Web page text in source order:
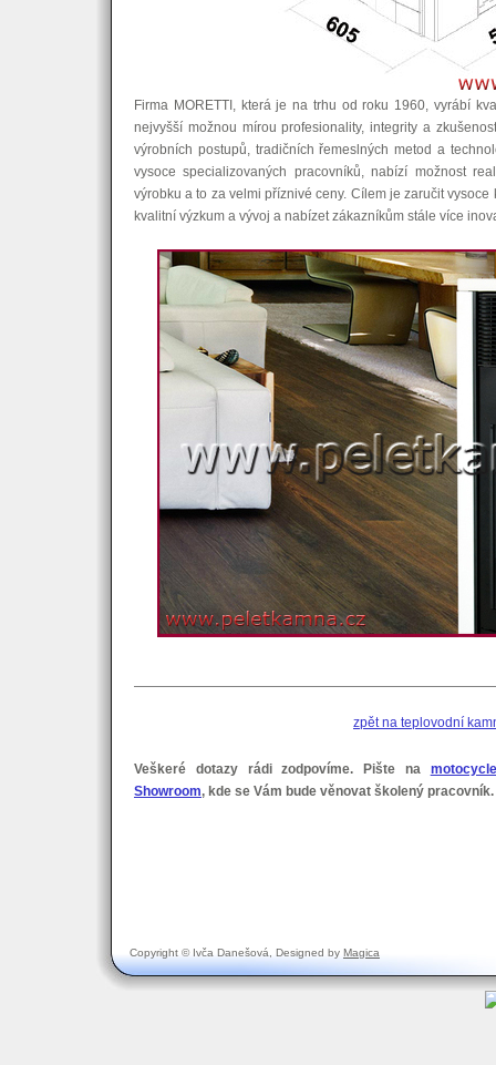
Firma MORETTI, která je na trhu od roku 1960, vyrábí
nejvyšší možnou mírou profesionality, integrity a
výrobních postupů, tradičních řemeslných metod a
vysoce specializovaných pracovníků, nabízí možnost
výrobku a to za velmi příznivé ceny. Cílem je zaručit
kvalitní výzkum a vývoj a nabízet zákazníkům stále více
zpět na teplovodní
Veškeré dotazy rádi zodpovíme. Pište na
Showroom, kde se Vám bude věnovat školený pracovník.
Copyright © Ivča Danešová, Designed by Magica